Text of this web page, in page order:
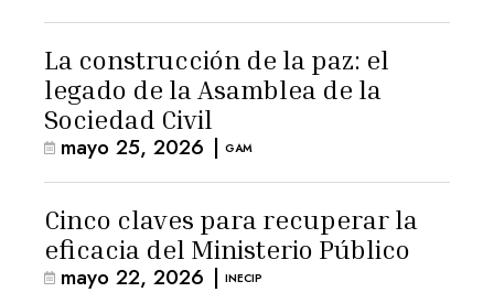
La construcción de la paz: el
legado de la Asamblea de la
Sociedad Civil
mayo 25, 2026 | GAM
Cinco claves para recuperar la
eficacia del Ministerio Público
mayo 22, 2026 | INECIP